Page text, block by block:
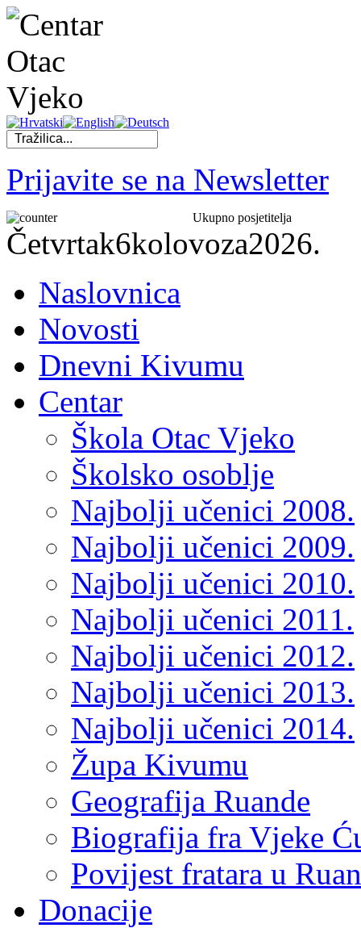
Prijavite se na Newsletter
Ukupno posjetitelja
Četvrtak6kolovoza2026.
Naslovnica
Novosti
Dnevni Kivumu
Centar
Škola Otac Vjeko
Školsko osoblje
Najbolji učenici 2008.
Najbolji učenici 2009.
Najbolji učenici 2010.
Najbolji učenici 2011.
Najbolji učenici 2012.
Najbolji učenici 2013.
Najbolji učenici 2014.
Župa Kivumu
Geografija Ruande
Biografija fra Vjeke
Povijest fratara u
Donacije